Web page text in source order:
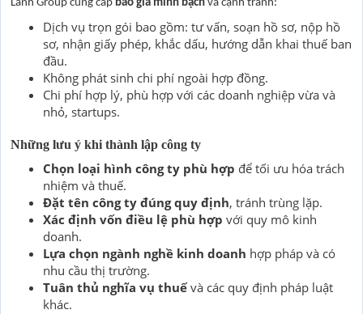
Lành Group cung cấp báo giá minh bạch và cạnh tranh:
Dịch vụ trọn gói bao gồm: tư vấn, soạn hồ sơ, nộp hồ
sơ, nhận giấy phép, khắc dấu, hướng dẫn khai thuế ban
đầu.
Không phát sinh chi phí ngoài hợp đồng.
Chi phí hợp lý, phù hợp với các doanh nghiệp vừa và
nhỏ, startups.
Những lưu ý khi thành lập công ty
Chọn loại hình công ty phù hợp để tối ưu hóa trách
nhiệm và thuế.
Đặt tên công ty đúng quy định, tránh trùng lặp.
Xác định vốn điều lệ phù hợp với quy mô kinh
doanh.
Lựa chọn ngành nghề kinh doanh hợp pháp và có
nhu cầu thị trường.
Tuân thủ nghĩa vụ thuếvà các quy định pháp luật
khác.